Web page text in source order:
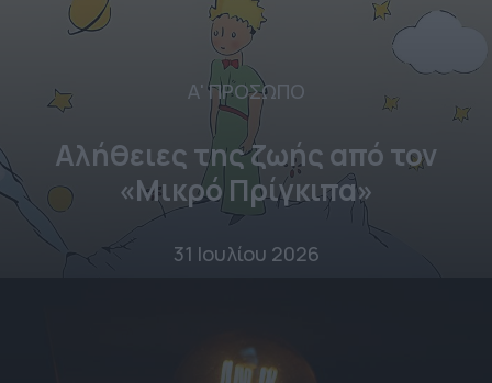
Α' ΠΡΟΣΩΠΟ
Αλήθειες της ζωής από τον
«Μικρό Πρίγκιπα»
31 Ιουλίου 2026